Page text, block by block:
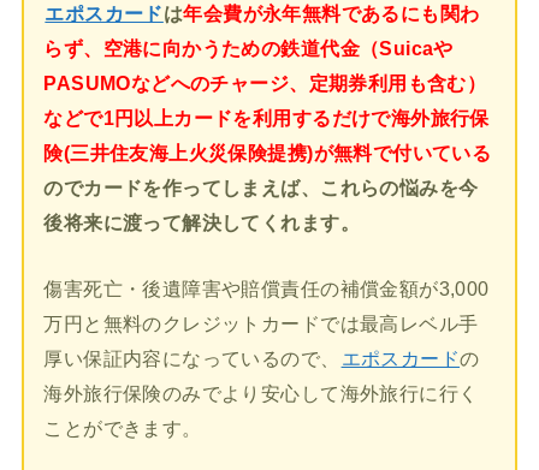
エポスカードは年会費が永年無料であるにも関わ
らず、空港に向かうための鉄道代金（Suicaや
PASUMOなどへのチャージ、定期券利用も含む）
などで1円以上カードを利用するだけで海外旅行保
険(三井住友海上火災保険提携)が無料で付いている
のでカードを作ってしまえば、これらの悩みを今
後将来に渡って解決してくれます。
傷害死亡・後遺障害や賠償責任の補償金額が3,000
万円と無料のクレジットカードでは最高レベル手
厚い保証内容になっているので、
エポスカードの
海外旅行保険のみでより安心して海外旅行に行く
ことができます。